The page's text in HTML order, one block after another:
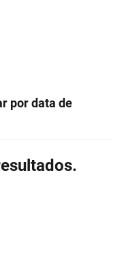
por data de